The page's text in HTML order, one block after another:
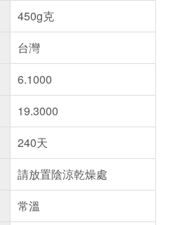
450g克
台灣
6.1000
19.3000
240天
請放置陰涼乾燥處
常溫